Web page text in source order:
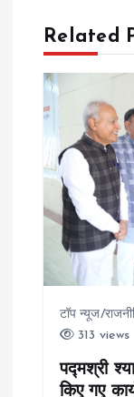
n
a
v
g
t
Related
टॉप न्यूज/
313 views
पद्मश्री
किए गए